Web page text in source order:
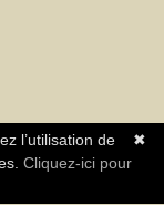
- Tous
CPIE
✖
l’utilisation de
Cliquez-ici pour